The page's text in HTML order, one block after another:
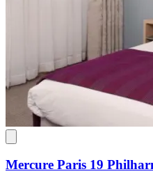
Mercure Paris 19